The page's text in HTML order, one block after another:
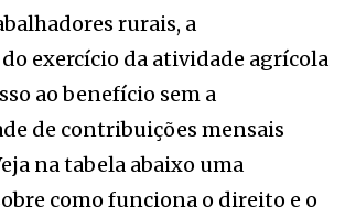
rurais, a
exercício da atividade agrícola
ao benefício sem a
de contribuições mensais
na tabela abaixo uma
como funciona o direito e o